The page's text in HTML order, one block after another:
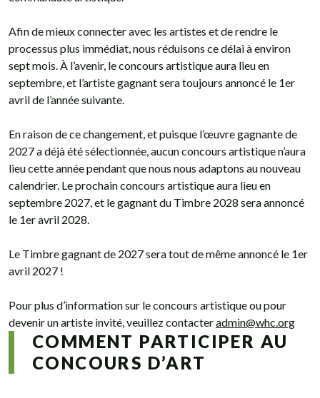
Afin de mieux connecter avec les artistes et de rendre le
processus plus immédiat, nous réduisons ce délai à environ
sept mois. À l’avenir, le concours artistique aura lieu en
septembre, et l’artiste gagnant sera toujours annoncé le 1er
avril de l’année suivante.
En raison de ce changement, et puisque l’œuvre gagnante de
2027 a déjà été sélectionnée, aucun concours artistique n’aura
lieu cette année pendant que nous nous adaptons au nouveau
calendrier. Le prochain concours artistique aura lieu en
septembre 2027, et le gagnant du Timbre 2028 sera annoncé
le 1er avril 2028.
Le Timbre gagnant de 2027 sera tout de même annoncé le 1er
avril 2027 !
Pour plus d’information sur le concours artistique ou pour
devenir un artiste invité, veuillez contacteradmin@whc.org
COMMENT PARTICIPER AU
CONCOURS D’ART